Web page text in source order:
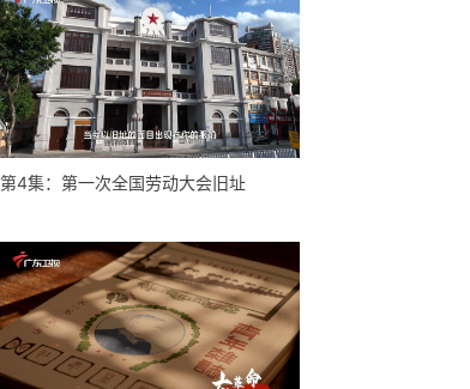
第4集：第一次全国劳动大会旧址